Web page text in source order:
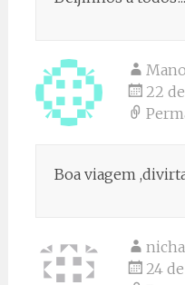
22
Boa viagem
nicha
24